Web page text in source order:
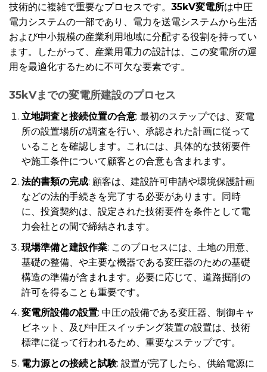
技術的に複雑で重要なプロセスです。 35kV変電所は中圧
電力システムの一部であり、電力を送電システムから生活
および中小規模の産業利用地域に分配する役割を持ってい
ます。したがって、産業用電力の設計は、この変電所の運
用を最適化するために不可欠な要素です。
35kVまでの変電所建設のプロセス
立地調査と接続位置の合意: 最初のステップでは、変電
所の設置場所の調査を行い、承認された計画に従って
いることを確認します。これには、具体的な技術要件
や施工条件について顧客との合意も含まれます。
法的書類の完成: 顧客は、建設許可申請や環境保護計画
などの法的手続きを完了する必要があります。同時
に、投資契約は、設定された技術要件を条件として電
力会社との間で締結されます。
現場準備と建設作業: このプロセスには、土地の用意、
基礎の整備、や主要な機器である変圧器のための基礎
構造の準備が含まれます。必要に応じて、道路掘削の
許可を得ることも重要です。
変電所設備の設置: 中圧の設備である変圧器、制御キャ
ビネット、及び中圧スイッチング装置の設置は、技術
標準に従って行われるため、重要なステップです。
電力源との接続と試験: 設置が完了したら、供給電源に